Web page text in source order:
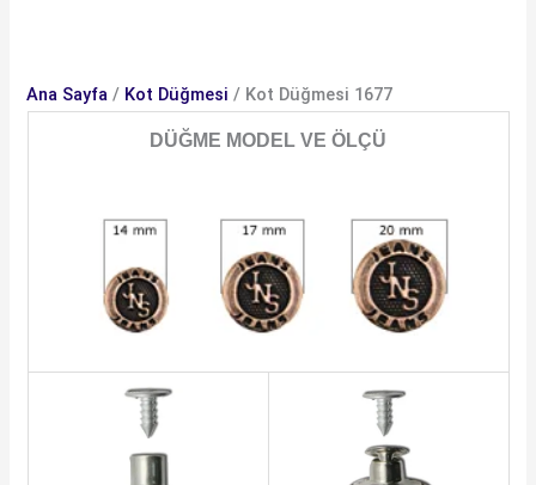
Ana Sayfa / Kot Düğmesi / Kot Düğmesi 1677
DÜĞME MODEL VE ÖLÇÜ